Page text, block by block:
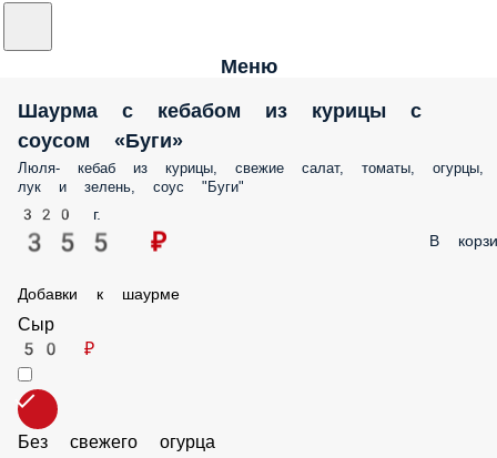
Меню
Шаурма с кебабом из курицы с
соусом «Буги»
Люля- кебаб из курицы, свежие салат, томаты, огурцы,
лук и зелень, соус "Буги"
320 г.
355 ₽ В
Добавки к шаурме
Сыр
50 ₽